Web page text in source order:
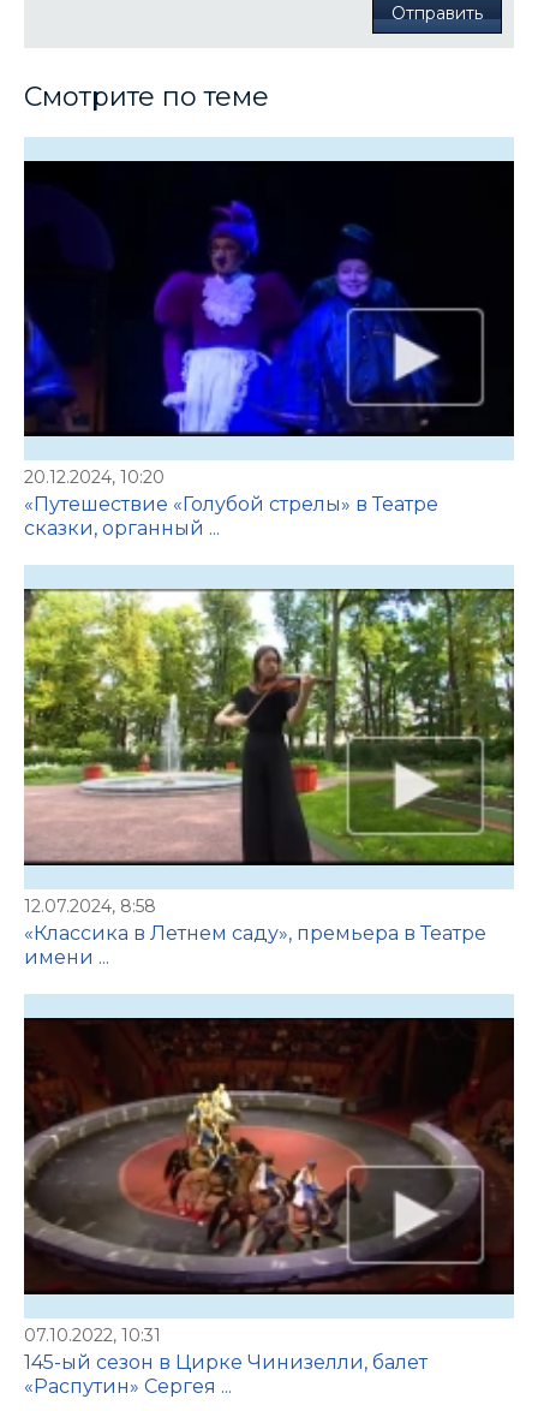
Отправить
Смотрите по теме
20.12.2024, 10:20
«Путешествие «Голубой стрелы» в Театре
сказки, органный ...
12.07.2024, 8:58
«Классика в Летнем саду», премьера в Театре
имени ...
07.10.2022, 10:31
145-ый сезон в Цирке Чинизелли, балет
«Распутин» Сергея ...